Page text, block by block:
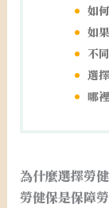
如
如
不
選
哪
為什麼選擇勞
勞健保是保障